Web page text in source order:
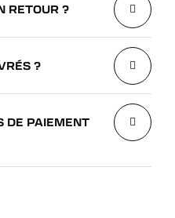
RETOUR ?
?
DE PAIEMENT